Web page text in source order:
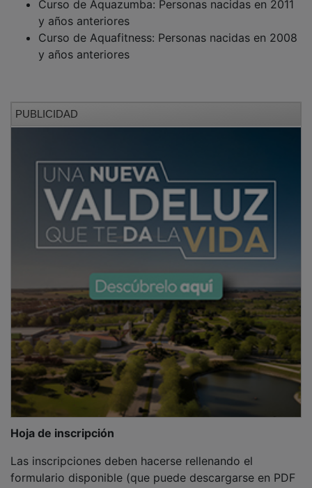
y años anteriores
Curso de Aquafitness: Personas nacidas en 2008
y años anteriores
formulario disponible (que puede descargarse en PDF
al pie de esta información) y entregándolo en las